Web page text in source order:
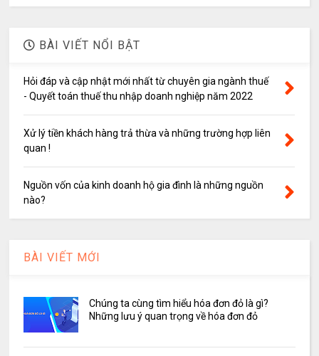
BÀI VIẾT NỔI BẬT
Hỏi đáp và cập nhật mới nhất từ chuyên gia ngành thuế
- Quyết toán thuế thu nhập doanh nghiệp năm 2022
Xử lý tiền khách hàng trả thừa và những trường hợp liên
quan !
Nguồn vốn của kinh doanh hộ gia đình là những nguồn
nào?
BÀI VIẾT MỚI
Chúng ta cùng tìm hiểu hóa đơn đỏ là gì?
Những lưu ý quan trọng về hóa đơn đỏ